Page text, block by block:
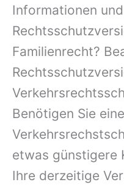
Informationen
Familienrecht?
Benötigen Sie eine
etwas günstigere
Ihre derzeitige